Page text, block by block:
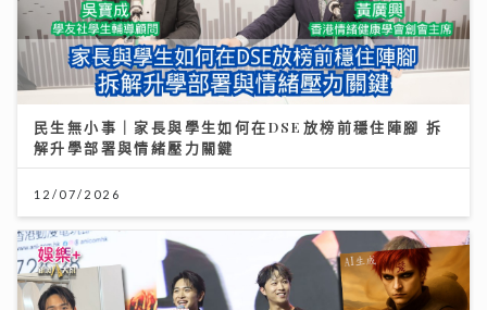
民生無小事｜家長與學生如何在DSE放榜前穩住陣腳 拆
解升學部署與情緒壓力關鍵
12/07/2026